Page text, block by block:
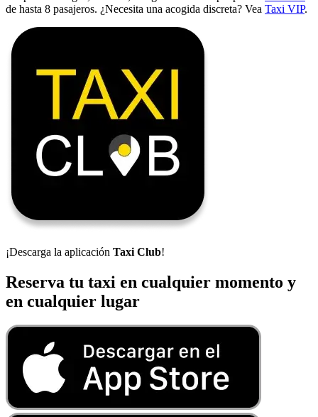
de hasta 8 pasajeros. ¿Necesita una acogida discreta? Vea Taxi VIP.
¡Descarga la aplicación Taxi Club!
Reserva tu taxi en cualquier momento y
en cualquier lugar